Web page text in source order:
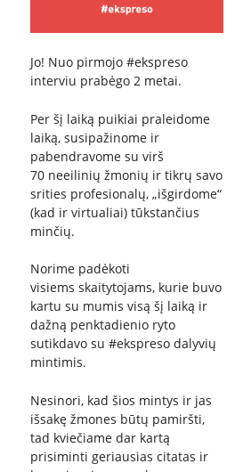
Jo! Nuo pirmojo #ekspreso
interviu prabėgo 2 metai.
Per šį laiką puikiai praleidome
laiką, susipažinome ir
pabendravome su virš
70 neeilinių žmonių ir tikrų savo
srities profesionalų, „išgirdome“
(kad ir virtualiai) tūkstančius
minčių.
Norime padėkoti
visiems skaitytojams, kurie buvo
kartu su mumis visą šį laiką ir
dažną penktadienio ryto
sutikdavo su #ekspreso dalyvių
mintimis.
Nesinori, kad šios mintys ir jas
išsakę žmones būtų pamiršti,
tad kviečiame dar kartą
prisiminti geriausias citatas ir